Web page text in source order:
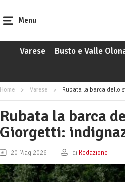
Menu
Varese Busto e Valle
Home Varese Rubata la barca dello
Rubata la barca
Giorgetti:
20 Mag 2026 di Redazione